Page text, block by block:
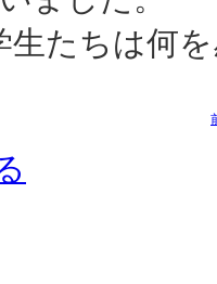
生たちは何